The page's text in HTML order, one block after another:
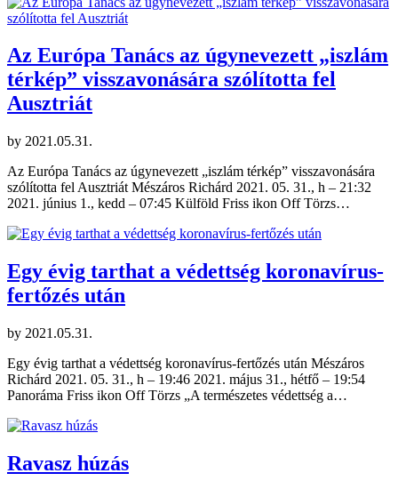
Az Európa Tanács az úgynevezett „iszlám
térkép” visszavonására szólította fel
Ausztriát
by 2021.05.31.
Az Európa Tanács az úgynevezett „iszlám térkép” visszavonására
szólította fel Ausztriát Mészáros Richárd 2021. 05. 31., h – 21:32
2021. június 1., kedd – 07:45 Külföld Friss ikon Off Törzs…
Egy évig tarthat a védettség koronavírus-
fertőzés után
by 2021.05.31.
Egy évig tarthat a védettség koronavírus-fertőzés után Mészáros
Richárd 2021. 05. 31., h – 19:46 2021. május 31., hétfő – 19:54
Panoráma Friss ikon Off Törzs „A természetes védettség a…
Ravasz húzás